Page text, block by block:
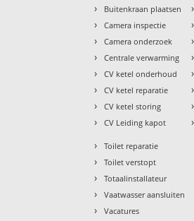
› Buitenkraan plaatsen
› Camera inspectie
› Camera onderzoek
› Centrale verwarming
› CV ketel onderhoud
› CV ketel reparatie
› CV ketel storing
› CV Leiding kapot
›
›
›
›
›
›
›
›
› Toilet reparatie
› Toilet verstopt
› Totaalinstallateur
› Vaatwasser aansluiten
› Vacatures